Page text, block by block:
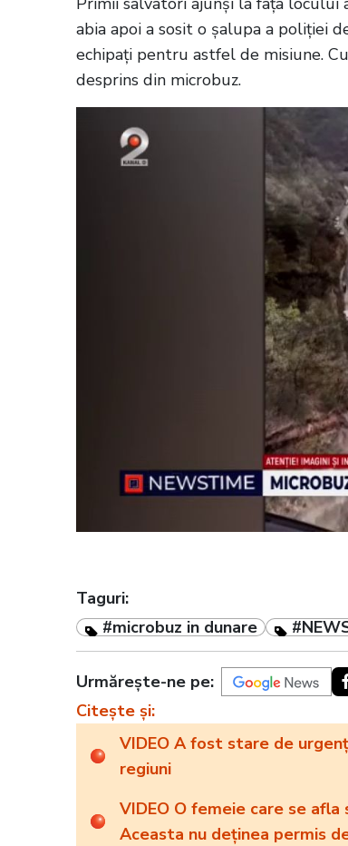
abia apoi a sosit o șalupa a poliției
echipați pentru astfel de misiune.
desprins din microbuz.
Taguri:
#microbuz in dunare
Urmărește-ne pe:
Citește și:
VIDEO A fost stare de
regiuni
VIDEO O femeie care se
Aceasta nu deținea permis